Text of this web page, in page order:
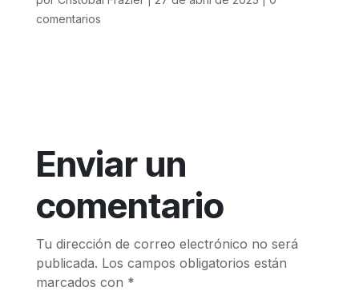
comentarios
Enviar un
comentario
Tu dirección de correo electrónico no será
publicada. Los campos obligatorios están
marcados con *